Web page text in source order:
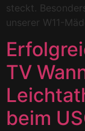
steckt.
unserer W11-
TV
beim